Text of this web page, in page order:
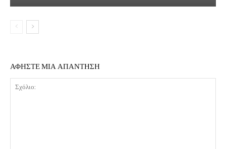
ΑΦΗΣΤΕ ΜΙΑ ΑΠΑΝΤΗΣΗ